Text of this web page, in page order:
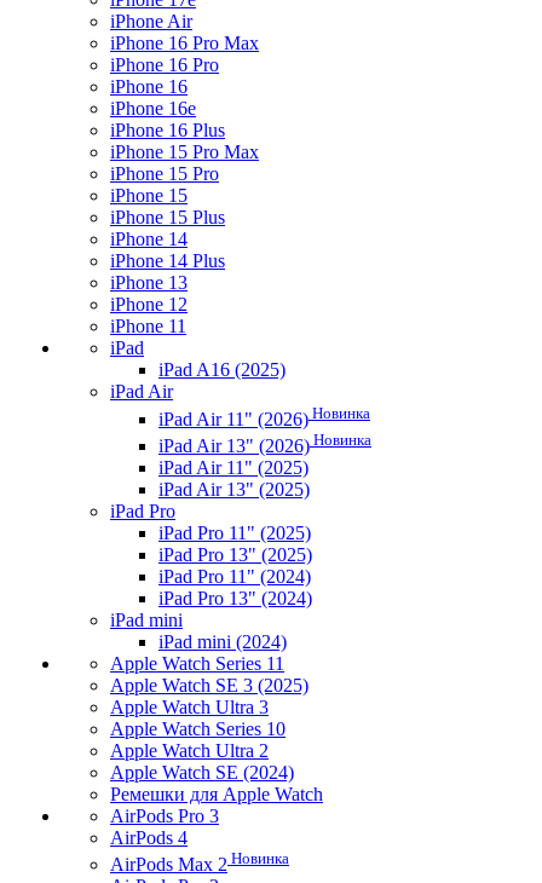
iPhone Air
iPhone 16 Pro Max
iPhone 16 Pro
iPhone 16
iPhone 16e
iPhone 16 Plus
iPhone 15 Pro Max
iPhone 15 Pro
iPhone 15
iPhone 15 Plus
iPhone 14
iPhone 14 Plus
iPhone 13
iPhone 12
iPhone 11
iPad
iPad A16 (2025)
iPad Air
iPad Air 11" (2026) Новинка
iPad Air 13" (2026) Новинка
iPad Air 11" (2025)
iPad Air 13" (2025)
iPad Pro
iPad Pro 11" (2025)
iPad Pro 13" (2025)
iPad Pro 11" (2024)
iPad Pro 13" (2024)
iPad mini
iPad mini (2024)
Apple Watch Series 11
Apple Watch SE 3 (2025)
Apple Watch Ultra 3
Apple Watch Series 10
Apple Watch Ultra 2
Apple Watch SE (2024)
Ремешки для Apple Watch
AirPods Pro 3
AirPods 4
AirPods Max 2 Новинка